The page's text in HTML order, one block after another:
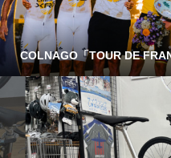
COLNAGO「TOUR DE